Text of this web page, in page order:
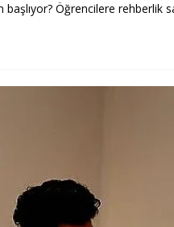
başlıyor? Öğrencilere rehberlik